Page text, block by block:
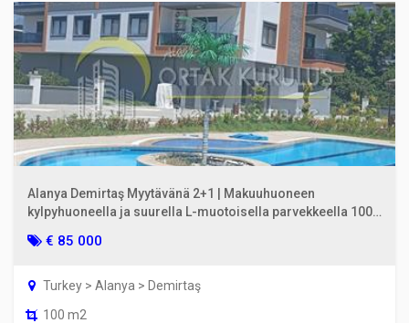
Alanya Demirtaş Myytävänä 2+1 | Makuuhuoneen
kylpyhuoneella ja suurella L-muotoisella parvekkeella 100
€ 85 000
Turkey > Alanya > Demirtaş
100 m2